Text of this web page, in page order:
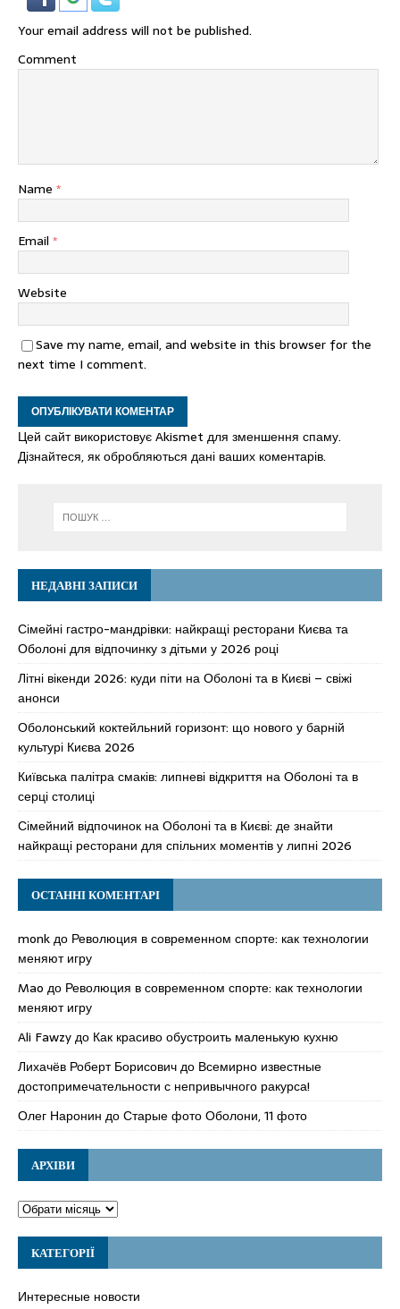
Your email address will not be published.
Comment
Name *
Email *
Website
Save my name, email, and website in this browser for the
next time I comment.
Цей сайт використовує Akismet для зменшення спаму.
Дізнайтеся, як обробляються дані ваших коментарів.
НЕДАВНІ ЗАПИСИ
Сімейні гастро-мандрівки: найкращі ресторани Києва та
Оболоні для відпочинку з дітьми у 2026 році
Літні вікенди 2026: куди піти на Оболоні та в Києві – свіжі
анонси
Оболонський коктейльний горизонт: що нового у барній
культурі Києва 2026
Київська палітра смаків: липневі відкриття на Оболоні та в
серці столиці
Сімейний відпочинок на Оболоні та в Києві: де знайти
найкращі ресторани для спільних моментів у липні 2026
ОСТАННІ КОМЕНТАРІ
monkдо Революция в современном спорте: как технологии
меняют игру
Mao до Революция в современном спорте: как технологии
меняют игру
Ali Fawzyдо Как красиво обустроить маленькую кухню
Лихачёв Роберт Борисовичдо Всемирно известные
достопримечательности с непривычного ракурса!
Олег Наронин доСтарые фото Оболони, 11 фото
АРХІВИ
КАТЕГОРІЇ
Интересные новости